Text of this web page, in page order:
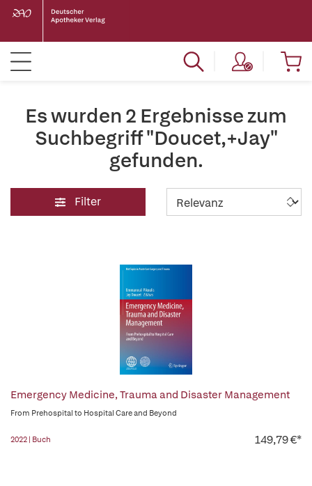
Es wurden 2 Ergebnisse zum
Suchbegriff "Doucet,+Jay"
gefunden.
Filter
Emergency Medicine, Trauma and Disaster Management
From Prehospital to Hospital Care and Beyond
2022 | Buch 149,79 €*